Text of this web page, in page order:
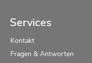
Services
Kontakt
Fragen & Antworten